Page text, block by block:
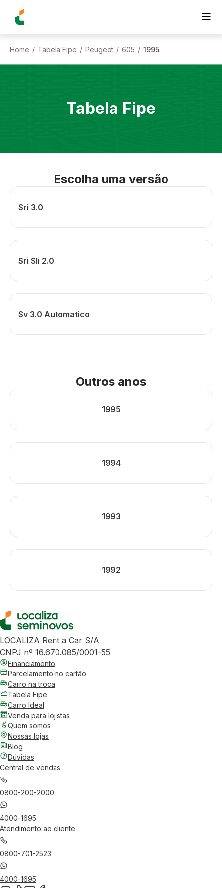
Home / Tabela Fipe / Peugeot / 605 / 1995
Tabela Fipe
Escolha uma versão
Sri 3.0
Sri Sli 2.0
Sv 3.0 Automatico
Outros anos
1995
1994
1993
1992
LOCALIZA Rent a Car S/A
CNPJ nº 16.670.085/0001-55
Financiamento
Parcelamento no cartão
Carro na troca
Tabela Fipe
Carro Ideal
Venda para lojistas
Quem somos
Nossas lojas
Blog
Dúvidas
Central de vendas
0800-200-2000
4000-1695
Atendimento ao cliente
0800-701-2523
4000-1695